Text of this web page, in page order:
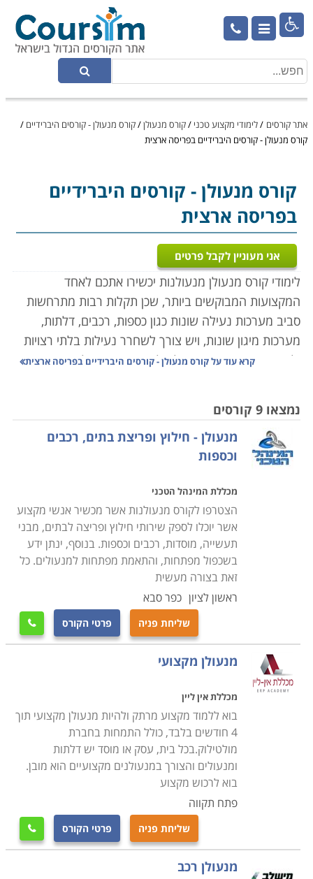

אתר קורסים /לימודי מקצוע טכני /קורס מנעולן/קורס מנעולן - קורסים היברידיים /
קורס מנעולן - קורסים היברידיים בפריסה ארצית
קורס מנעולן - קורסים היברידיים
בפריסה ארצית
אני מעוניין לקבל פרטים
לימודי קורס מנעולן מנעולנות יכשירו אתכם לאחד
המקצועות המבוקשים ביותר, שכן תקלות רבות מתרחשות
סביב מערכות נעילה שונות כגון כספות, רכבים, דלתות,
מערכות מיגון שונות, ויש צורך לשחרר נעילות בלתי רצויות
ולשחרר מפתחות, תוך יכולת לאבחן את התקלה באופן מהיר,
רבים מאתנו נתקלים בבעיה המוכרת של דלת שלא ניתן
לנעול אותה בשל מפתח שנשבר בתוך המנעול או רכב
שננעל בשל מפתח שנשכח בתוך הרכב או הלך לאיבוד ואין
בתוך מספר דקות למצוא את הדרך לפרוץ את המערכת
ולאפשר הפעלה תקינה.
קורס מנעולן מעניק ידע מהבסיס, כך שאין כל צורך בידע
מוקדם, וכל אחד שהתחום מעניין אותו, יוכל לקחת בו חלק
ולרכוש לעצמו מקצוע מבוקש ומוביל ואף רווחי ביותר.
במסגרת הקורס יועברו שיעורים תיאורטיים בנושאי סוגי
המנעולים ומערכות הנעילה השונות, טכניקות פריצה,
מנעולים אנלוגיים ואלקטרונים והכשרה מעשית פרקטית
לפתיחת תקלות באופן מדויק, מבלי לגרום נזק למערכת
עצמה.
הקורס מותאם לאנשים עובדים, בתכנית לימודים מרוכזת, כך
חודשים לקבל תעודה מקצועית בתחום, אשר באמצעותה
ניתן להשתלב במקומות עבודה רבים כשכיר או לחילופין
לפתוח עסק עצמאי.
קרא עוד עלקורס מנעולן - קורסים היברידיים בפריסה ארצית
נמצאו 9 קורסים
מנעולן - חילוץ ופריצת בתים, רכבים
וכספות
מכללת המינהל הטכני
הצטרפו לקורס מנעולנות אשר מכשיר אנשי מקצוע
אשר יוכלו לספק שירותי חילוץ ופריצה לבתים, מבני
תעשייה, מוסדות, רכבים וכספות. בנוסף, ינתן ידע
בשכפול מפתחות, והתאמת מפתחות למנעולים. כל
זאת בצורה מעשית
ראשון לציון כפר סבא
שליחת פניה פרטי הקורס 
מנעולן מקצועי
מכללת אין ליין
בוא ללמוד מקצוע מרתק ולהיות מנעולן מקצועי תוך
4 חודשים בלבד, כולל התמחות בחברת
מולטילוק.בכל בית, עסק או מוסד יש דלתות
ומנעולים והצורך במנעולנים מקצועיים הוא מובן.
בוא לרכוש מקצוע
פתח תקווה
שליחת פניה פרטי הקורס 
מנעולן רכב